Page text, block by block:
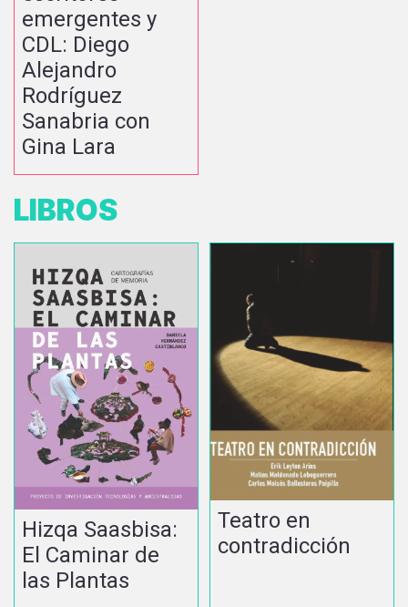
emergentes y
CDL: Diego
Alejandro
Rodríguez
Sanabria con
Gina Lara
LIBROS
Hizqa Saasbisa:
El Caminar de
las Plantas
Teatro en
contradicción